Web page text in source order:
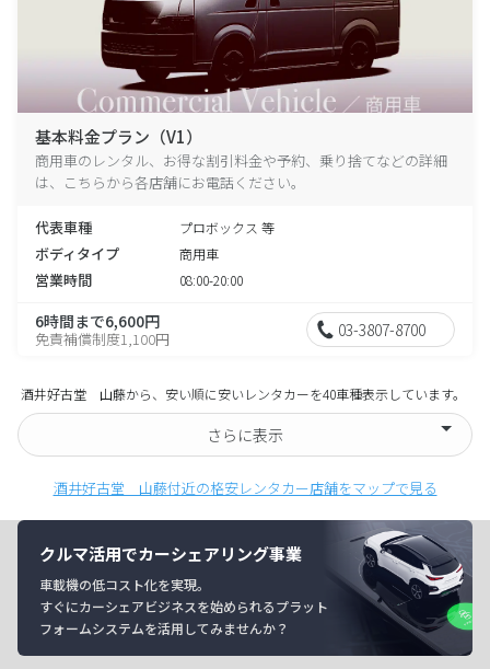
基本料金プラン（V1）
商用車のレンタル、お得な割引料金や予約、乗り捨てなどの詳細
は、こちらから各店舗にお電話ください。
代表車種 プロボックス 等
ボディタイプ 商用車
営業時間 08:00-20:00
6時間まで6,600円
免責補償制度1,100円 03-3807-8700
酒井好古堂 山藤から、安い順に安いレンタカーを40車種表示しています。
さらに表示
酒井好古堂 山藤付近の格安レンタカー店舗をマップで見る
クルマ活用でカーシェアリング事業
車載機の低コスト化を実現。
すぐにカーシェアビジネスを始められるプラット
フォームシステムを活用してみませんか？